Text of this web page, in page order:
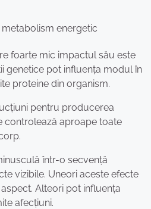
energetic
foarte mic impactul său este
genetice pot influența modul în
proteine din organism.
pentru producerea
controlează aproape toate
într-o secvență
vizibile. Uneori aceste efecte
Alteori pot influența
afecțiuni.